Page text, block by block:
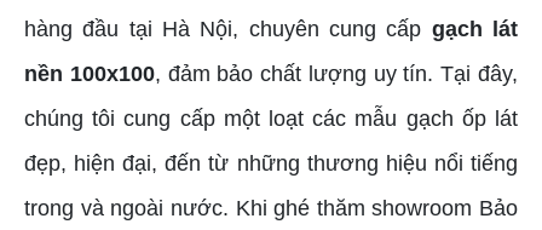
hàng đầu tại Hà Nội, chuyên cung cấp gạch lát
nền 100x100, đảm bảo chất lượng uy tín. Tại đây,
chúng tôi cung cấp một loạt các mẫu gạch ốp lát
đẹp, hiện đại, đến từ những thương hiệu nổi tiếng
trong và ngoài nước. Khi ghé thăm showroom Bảo